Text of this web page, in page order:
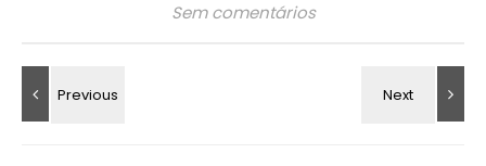
Sem comentários